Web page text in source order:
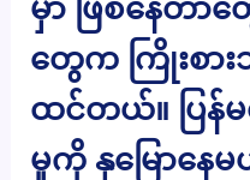
မှာ ဖြစ်နေတ
တွေက ကြိုးစာ
ထင်တယ်။ ပြန်
မှုကို နှမြောနေ